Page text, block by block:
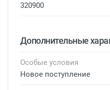
320900
Дополнительные
Особые условия
Новое поступление